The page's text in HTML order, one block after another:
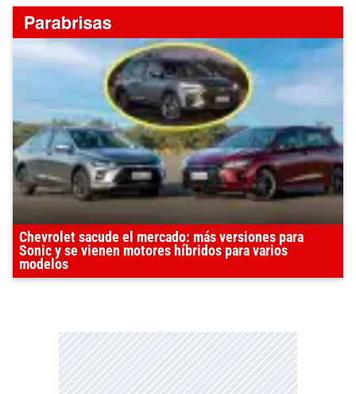
Chevrolet sacude el mercado: más versiones para
Sonic y se vienen motores híbridos para varios
modelos